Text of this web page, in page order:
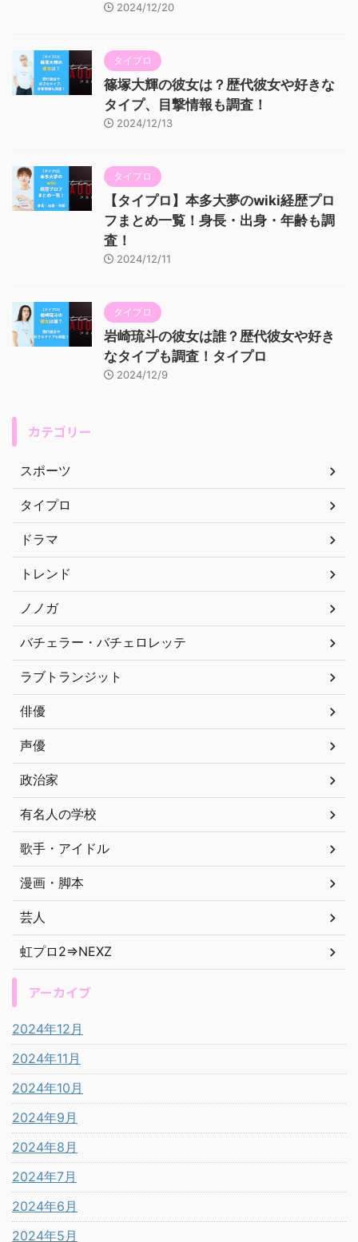
2024/12/20
タイプロ
篠塚大輝の彼女は？歴代彼女や好きな
タイプ、目撃情報も調査！
2024/12/13
タイプロ
【タイプロ】本多大夢のwiki経歴プロ
フまとめ一覧！身長・出身・年齢も調
査！
2024/12/11
タイプロ
岩崎琉斗の彼女は誰？歴代彼女や好き
なタイプも調査！タイプロ
2024/12/9
カテゴリー
スポーツ
タイプロ
ドラマ
トレンド
ノノガ
バチェラー・バチェロレッテ
ラブトランジット
俳優
声優
政治家
有名人の学校
歌手・アイドル
漫画・脚本
芸人
虹プロ2⇒NEXZ
アーカイブ
2024年12月
2024年11月
2024年10月
2024年9月
2024年8月
2024年7月
2024年6月
2024年5月